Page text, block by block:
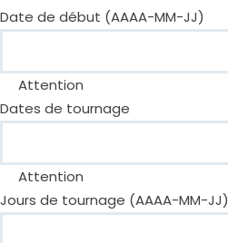
Date de début (AAAA-MM-JJ)
Attention
Dates de tournage
Attention
Jours de tournage (AAAA-MM-JJ)